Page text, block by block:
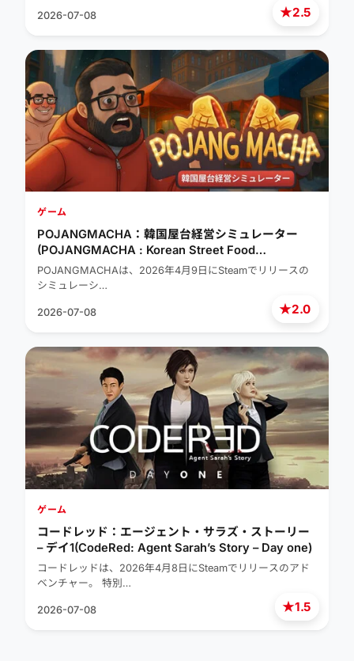
★2.5
2026-07-08
★2.0
ゲーム
POJANGMACHA：韓国屋台経営シミュレーター
(POJANGMACHA : Korean Street Food
Management Simulator)
POJANGMACHAは、2026年4月9日にSteamでリリースの
シミュレーシ…
2026-07-08
★1.5
ゲーム
コードレッド：エージェント・サラズ・ストーリー
– デイ1(CodeRed: Agent Sarah’s Story – Day one)
コードレッドは、2026年4月8日にSteamでリリースのアド
ベンチャー。 特別…
2026-07-08